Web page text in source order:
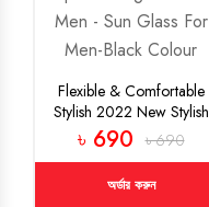
Flexible & Comfortable
Stylish 2022 New Stylish
and Fashionable Trendy
Square Sunglasses for
Men - Sun Glass For Men-
Black Colour
৳ 690 ৳ 690
অর্ডার করুন